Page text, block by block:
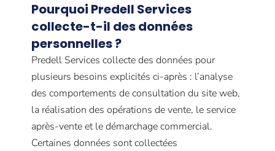
Pourquoi Predell Services
collecte-t-il des données
personnelles ?
Predell Services collecte des données pour
plusieurs besoins explicités ci-après : l’analyse
des comportements de consultation du site web,
la réalisation des opérations de vente, le service
après-vente et le démarchage commercial.
Certaines données sont collectées